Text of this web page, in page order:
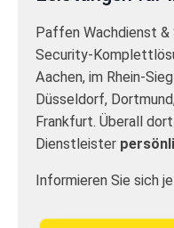
Paffen Wachdienst
Security-
Aachen, im Rhein-
Düsseldorf,
Frankfurt. Überall
Dienstleister
Informieren Sie sich